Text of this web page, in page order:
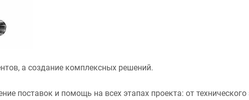
а создание комплексных решений.
поставок и помощь на всех этапах проекта: от